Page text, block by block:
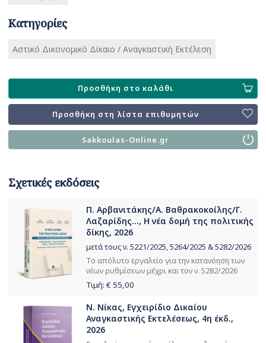
Κατηγορίες
Αστικό Δικονομικό Δίκαιο / Αναγκαστική Εκτέλεση
Προσθήκη στο καλάθι
Προσθήκη στη λίστα επιθυμητών
Sakkoulas-Online.gr
Σχετικές εκδόσεις
Π. Αρβανιτάκης/Α. Βαθρακοκοίλης/Γ.
Λαζαρίδης..., Η νέα δομή της πολιτικής
δίκης, 2026
μετά τους ν. 5221/2025, 5264/2025 & 5282/2026
Το απόλυτο εργαλείο για την κατανόηση των
νέων ρυθμίσεων μέχρι και τον ν. 5282/2026
Τιμή: € 55,00
Ν. Νίκας, Εγχειρίδιο Δικαίου
Αναγκαστικής Εκτελέσεως, 4η έκδ.,
2026